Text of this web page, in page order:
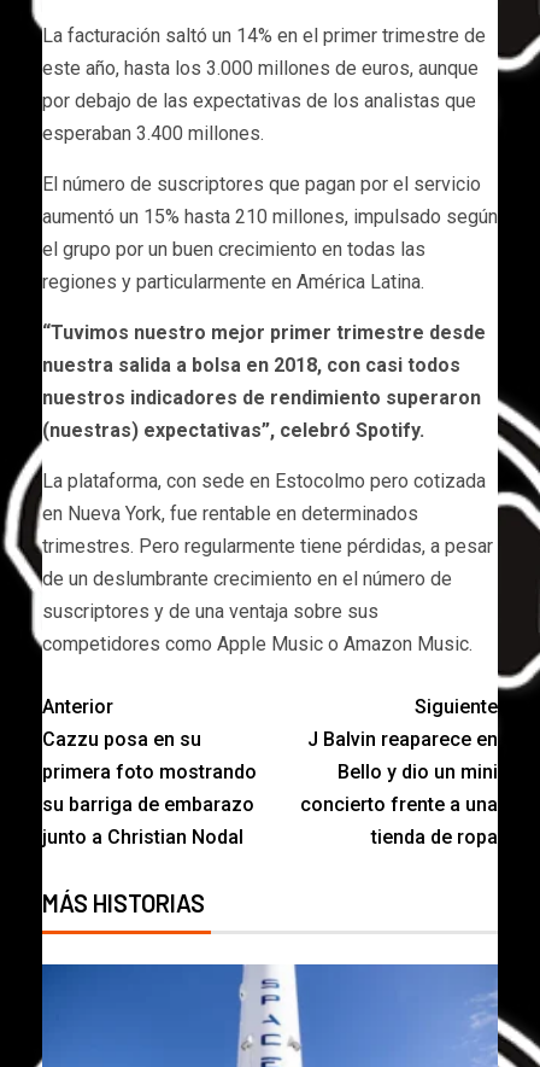
La facturación saltó un 14% en el primer trimestre de
este año, hasta los 3.000 millones de euros, aunque
por debajo de las expectativas de los analistas que
esperaban 3.400 millones.
El número de suscriptores que pagan por el servicio
aumentó un 15% hasta 210 millones, impulsado según
el grupo por un buen crecimiento en todas las
regiones y particularmente en América Latina.
“Tuvimos nuestro mejor primer trimestre desde
nuestra salida a bolsa en 2018, con casi todos
nuestros indicadores de rendimiento superaron
(nuestras) expectativas”, celebró Spotify.
La plataforma, con sede en Estocolmo pero cotizada
en Nueva York, fue rentable en determinados
trimestres. Pero regularmente tiene pérdidas, a pesar
de un deslumbrante crecimiento en el número de
suscriptores y de una ventaja sobre sus
competidores como Apple Music o Amazon Music.
Anterior
Cazzu posa en su
primera foto mostrando
su barriga de embarazo
junto a Christian Nodal
Siguiente
J Balvin reaparece en
Bello y dio un mini
concierto frente a una
tienda de ropa
MÁS HISTORIAS